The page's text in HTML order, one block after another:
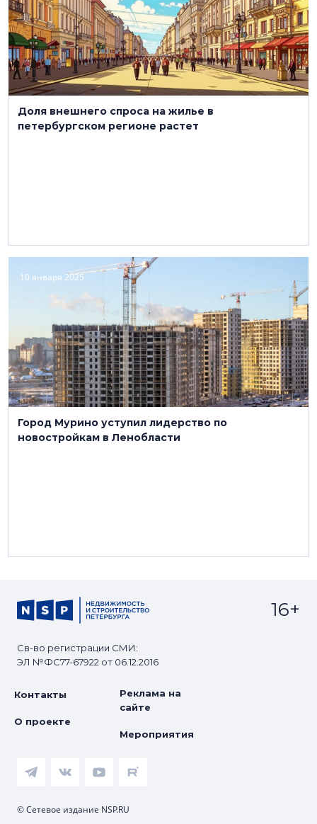
Доля внешнего спроса на жилье в
петербургском регионе растет
10 января 2025
Город Мурино уступил лидерство по
новостройкам в Ленобласти
Св-во регистрации СМИ:
ЭЛ №ФС77-67922 от 06.12.2016
16+
Контакты
О проекте
Реклама на
сайте
Мероприятия
© Сетевое издание NSP.RU